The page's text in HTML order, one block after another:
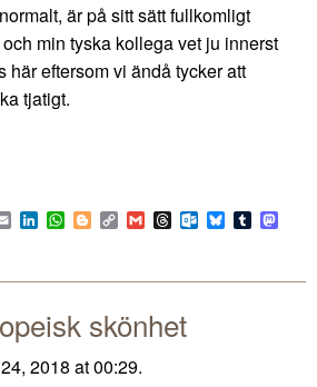
är på sitt sätt fullkomligt
min tyska kollega vet ju innerst
här eftersom vi ändå tycker att
tjatigt.
EmailLinkedIn
WhatsApp
BloggerCopy
Link
GmailThreadsOutlook.com
BlueskyTumblr
skönhet
2018 at 00:29.